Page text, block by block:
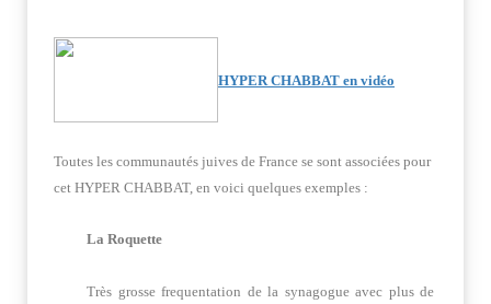
HYPER CHABBAT en vidéo
Toutes les communautés juives de France se sont associées pour
cet HYPER CHABBAT, en voici quelques exemples :
La Roquette
Très grosse frequentation de la synagogue avec plus de